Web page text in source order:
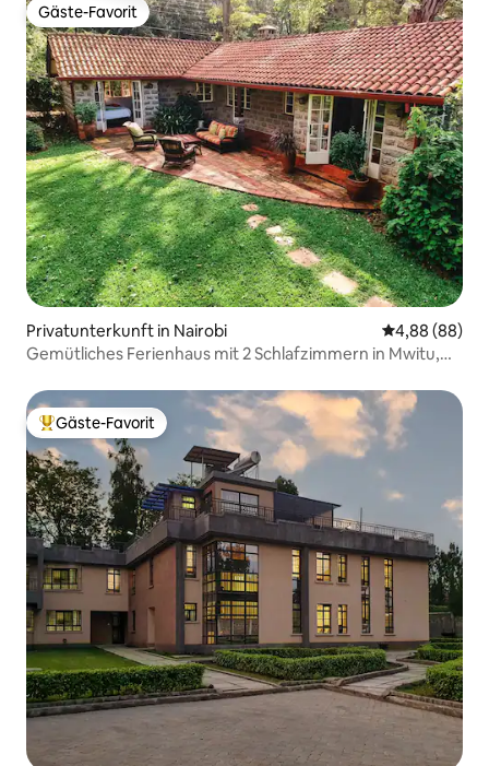
Gäste-Favorit
Gäste-Favorit
Privatunterkunft in Nairobi
4,88 (88)
Gemütliches Ferienhaus mit 2 Schlafzimmern in Mwitu,
Beliebter Gäste-Favorit.
Gäste-Favorit